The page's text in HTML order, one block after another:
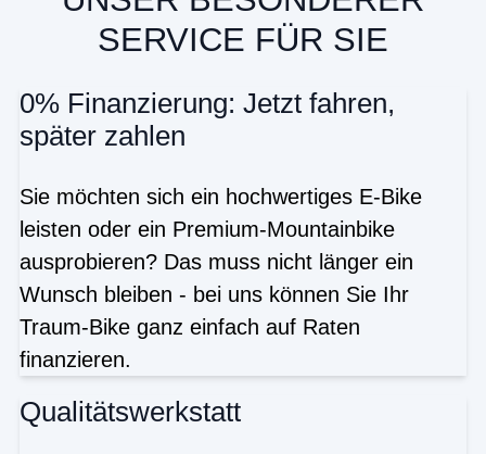
SERVICE FÜR SIE
0% Finanzierung: Jetzt fahren,
später zahlen
Sie möchten sich ein hochwertiges E-Bike
leisten oder ein Premium-Mountainbike
ausprobieren? Das muss nicht länger ein
Wunsch bleiben - bei uns können Sie Ihr
Traum-Bike ganz einfach auf Raten
finanzieren.
Qualitätswerkstatt